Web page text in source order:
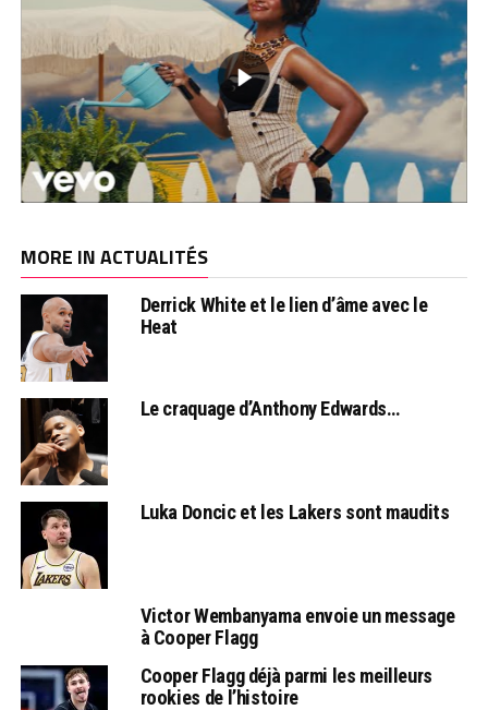
MORE IN ACTUALITÉS
Derrick White et le lien d’âme avec le
Heat
Le craquage d’Anthony Edwards…
Luka Doncic et les Lakers sont maudits
Victor Wembanyama envoie un message
à Cooper Flagg
Cooper Flagg déjà parmi les meilleurs
rookies de l’histoire